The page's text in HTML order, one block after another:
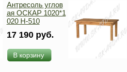
Антресоль углов
ая ОСКАР 1020*1
020 Н-510
17 190 руб.
В корзину